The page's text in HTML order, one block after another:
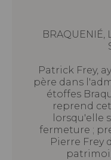
BRAQUENIÉ,
Patrick Frey,
père dans
étoffes
reprend
lorsqu'elle
fermeture ;
Pierre Frey